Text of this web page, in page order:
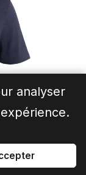
analyser